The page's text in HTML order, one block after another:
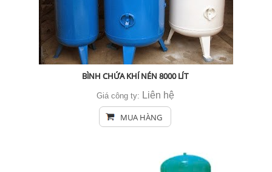
BÌNH CHỨA KHÍ NÉN 8000 LÍT
Giá công ty: Liên hệ
MUA HÀNG